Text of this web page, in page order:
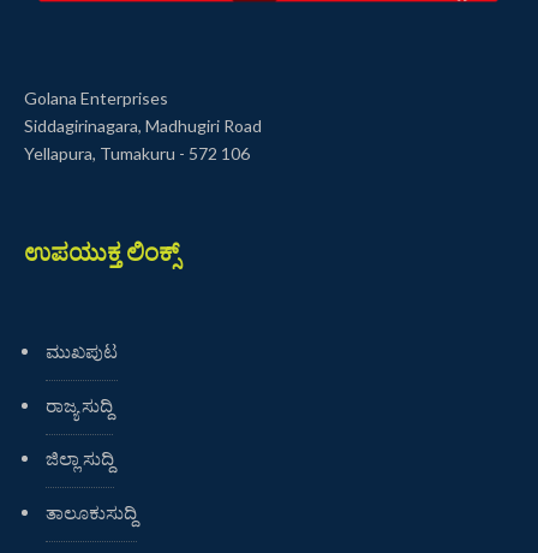
Golana Enterprises
Siddagirinagara, Madhugiri Road
Yellapura, Tumakuru - 572 106
ಉಪಯುಕ್ತ ಲಿಂಕ್ಸ್
ಮುಖಪುಟ
ರಾಜ್ಯ ಸುದ್ದಿ
ಜಿಲ್ಲಾ ಸುದ್ದಿ
ತಾಲೂಕುಸುದ್ದಿ